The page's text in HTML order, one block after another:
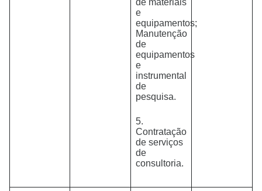
de materiais
e
equipamentos;
Manutenção
de
equipamentos
e
instrumental
de
pesquisa.
5.
Contratação
de serviços
de
consultoria.